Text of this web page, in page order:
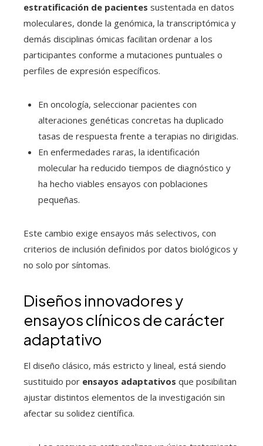
estratificación de pacientes sustentada en datos
moleculares, donde la genómica, la transcriptómica y
demás disciplinas ómicas facilitan ordenar a los
participantes conforme a mutaciones puntuales o
perfiles de expresión específicos.
En oncología, seleccionar pacientes con
alteraciones genéticas concretas ha duplicado
tasas de respuesta frente a terapias no dirigidas.
En enfermedades raras, la identificación
molecular ha reducido tiempos de diagnóstico y
ha hecho viables ensayos con poblaciones
pequeñas.
Este cambio exige ensayos más selectivos, con
criterios de inclusión definidos por datos biológicos y
no solo por síntomas.
Diseños innovadores y
ensayos clínicos de carácter
adaptativo
El diseño clásico, más estricto y lineal, está siendo
sustituido por ensayos adaptativos que posibilitan
ajustar distintos elementos de la investigación sin
afectar su solidez científica.